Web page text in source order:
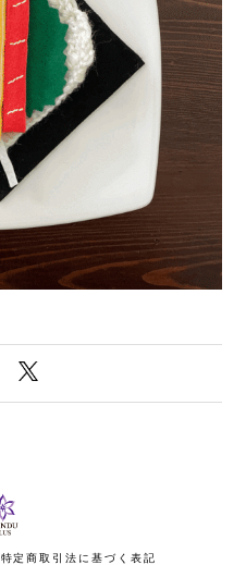
特定商取引法に基づく表記